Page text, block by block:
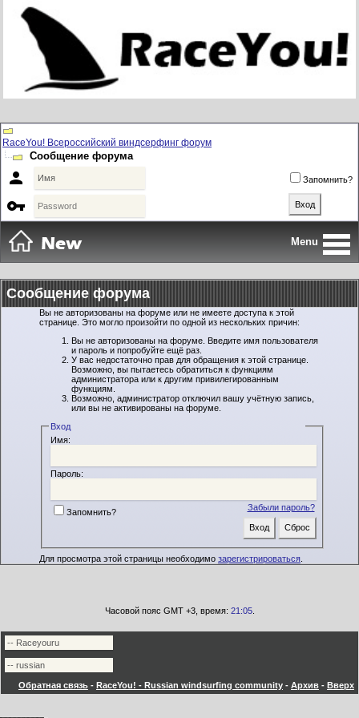
RaceYou! Всероссийский виндсерфинг форум
Сообщение форума
 Запомнить?

Menu
Сообщение форума
Вы не авторизованы на форуме или не имеете доступа к этой
странице. Это могло произойти по одной из нескольких причин:
Вы не авторизованы на форуме. Введите имя пользователя
и пароль и попробуйте ещё раз.
У вас недостаточно прав для обращения к этой странице.
Возможно, вы пытаетесь обратиться к функциям
администратора или к другим привилегированным
функциям.
Возможно, администратор отключил вашу учётную запись,
или вы не активированы на форуме.
Вход
Имя:
Пароль:
Забыли пароль?
Запомнить?
Для просмотра этой страницы необходимо зарегистрироваться
Часовой пояс GMT +3, время: 21:05.
Обратная связь - RaceYou! - Russian windsurfing community - Архив - Вверх